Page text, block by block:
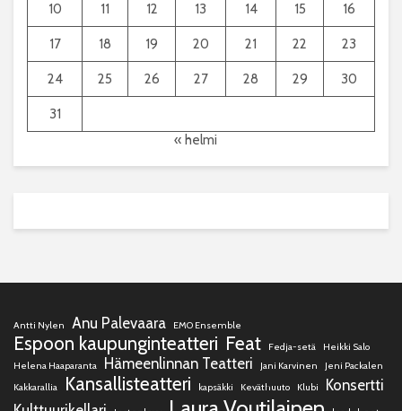
10 11 12 13 14 15 16
17 18 19 20 21 22 23
24 25 26 27 28 29 30
31
« helmi
Antti Nylen Anu Palevaara EMO Ensemble
Espoon kaupunginteatteri Feat Fedja-setä
Heikki Salo
Helena Haaparanta
Hämeenlinnan Teatteri Jani Karvinen
Jeni Packalen
Kakkarallia
Kansallisteatteri kapsäkki Keväthuuto Klubi
Konsertti